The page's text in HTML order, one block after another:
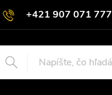
+421 907 071 777